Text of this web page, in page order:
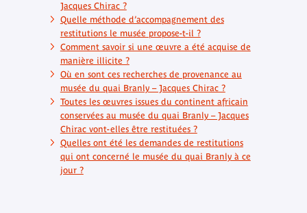
Jacques Chirac ?
Quelle méthode d’accompagnement des
restitutions le musée propose-t-il ?
Comment savoir si une œuvre a été acquise de
manière illicite ?
Où en sont ces recherches de provenance au
musée du quai Branly – Jacques Chirac ?
Toutes les œuvres issues du continent africain
conservées au musée du quai Branly – Jacques
Chirac vont-elles être restituées ?
Quelles ont été les demandes de restitutions
qui ont concerné le musée du quai Branly à ce
jour ?